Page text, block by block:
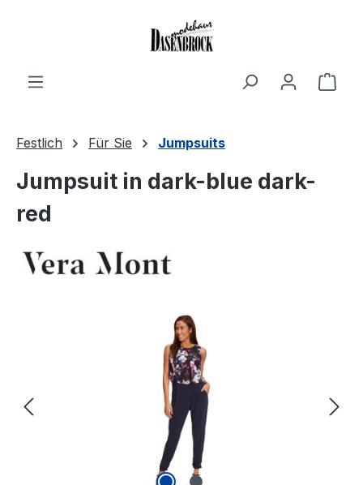
Festlich Für Sie Jumpsuits
Jumpsuit in dark-blue dark-
red
Bildergalerie überspringen